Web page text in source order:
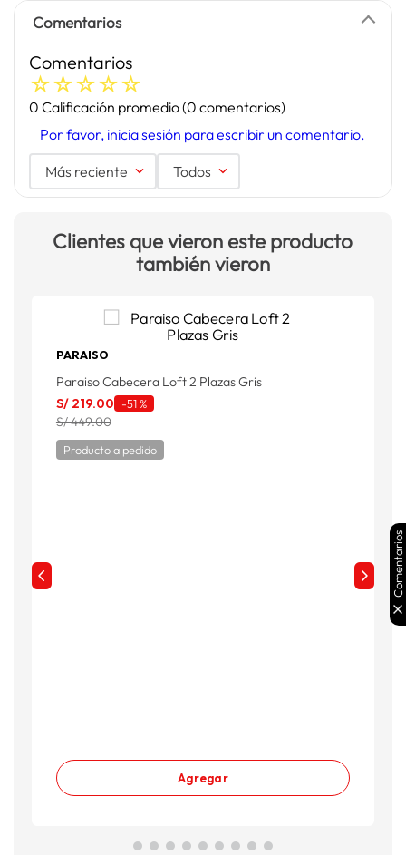
Comentarios
Comentarios
☆☆☆☆☆
0 Calificación promedio(0 comentarios)
Por favor, inicia sesión para escribir un comentario.
Más reciente Todos
Clientes que vieron este producto
también vieron
PARAISO
Paraiso Cabecera Loft 2 Plazas Gris
S/ 219.00 -51 %
S/ 449.00
Producto a pedido
Agregar
Comentarios